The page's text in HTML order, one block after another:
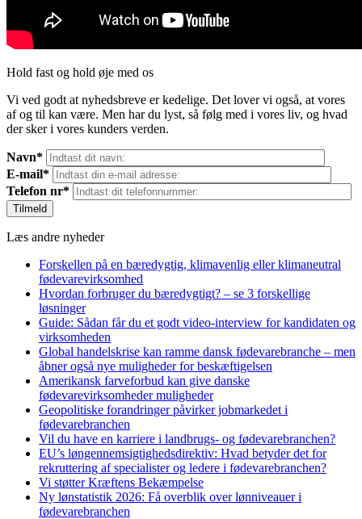
Hold fast og hold øje med os
Vi ved godt at nyhedsbreve er kedelige. Det lover vi også, at vores
af og til kan være. Men har du lyst, så følg med i vores liv, og hvad
der sker i vores kunders verden.
Navn*
E-mail*
Telefon nr*
Læs andre nyheder
Forskellen på en bæredygtig, klimavenlig eller klimaneutral
fødevarevirksomhed
Hvordan forbruger du bæredygtigt? – se 3 forskellige
løsninger
Guide: Sådan får du et godt video-interview for kandidaten og
virksomheden
Global handelskrise kan ramme dansk fødevarebranche – men
åbner også nye muligheder for beskæftigelsen
Amerikansk farveforbud kan give danske
fødevarevirksomheder muligheder
Geopolitiske forandringer påvirker jobmarkedet i
fødevarebranchen
Vil du have en karriere i landbrugs- og fødevarebranchen?
EU’s løngennemsigtighedsdirektiv: Hvad betyder det for
rekruttering af specialister og ledere i fødevarebranchen?
Vi støtter Kræftens Bekæmpelse
Ny lønstatistik 2026: Få overblik over lønniveauer i
fødevarebranchen